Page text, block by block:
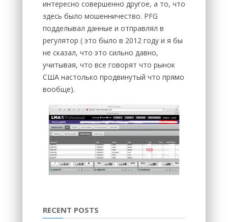
интересно совершенно другое, а то, что
здесь было мошенничество. PFG
подделывал данные и отправлял в
регулятор ( это было в 2012 году и я бы
не сказал, что это сильно давно,
учитывая, что все говорят что рынок
США настолько продвинутый что прямо
вообще).
RECENT POSTS